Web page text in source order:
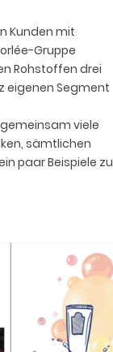
Kunden mit
Gruppe
Rohstoffen drei
eigenen Segment
viele
sämtlichen
paar Beispiele zu